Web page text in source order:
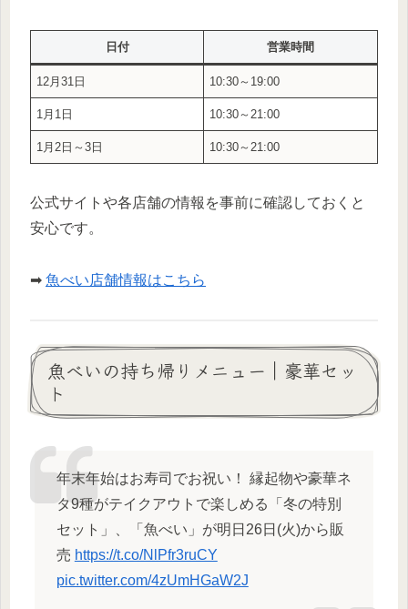
日付 営業時間
12月31日 10:30～19:00
1月1日 10:30～21:00
1月2日～3日 10:30～21:00
公式サイトや各店舗の情報を事前に確認しておくと
安心です。
➡ 魚べい店舗情報はこちら
魚べいの持ち帰りメニュー｜豪華セッ
ト
年末年始はお寿司でお祝い！ 縁起物や豪華ネ
タ9種がテイクアウトで楽しめる「冬の特別
セット」、「魚べい」が明日26日(火)から販
売 https://t.co/NlPfr3ruCY
pic.twitter.com/4zUmHGaW2J